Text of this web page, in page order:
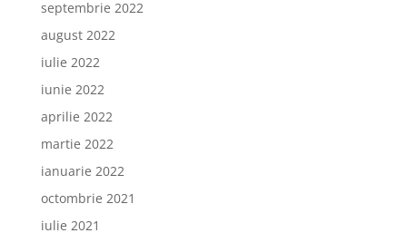
septembrie 2022
august 2022
iulie 2022
iunie 2022
aprilie 2022
martie 2022
ianuarie 2022
octombrie 2021
iulie 2021